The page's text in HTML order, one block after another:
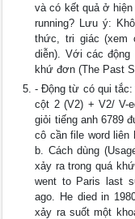
và có kết quả ở hiện
running? Lưu ý:
thức, tri giác (xem
diễn). Với các
khứ đơn (The Past
- Động từ có qui tắc:
cột 2 (V2) + V2/ V-
giỏi tiếng anh 6789
cô cần file word liên
b. Cách dùng
xảy ra trong quá
went to Paris last
ago. He died in
xảy ra suốt một